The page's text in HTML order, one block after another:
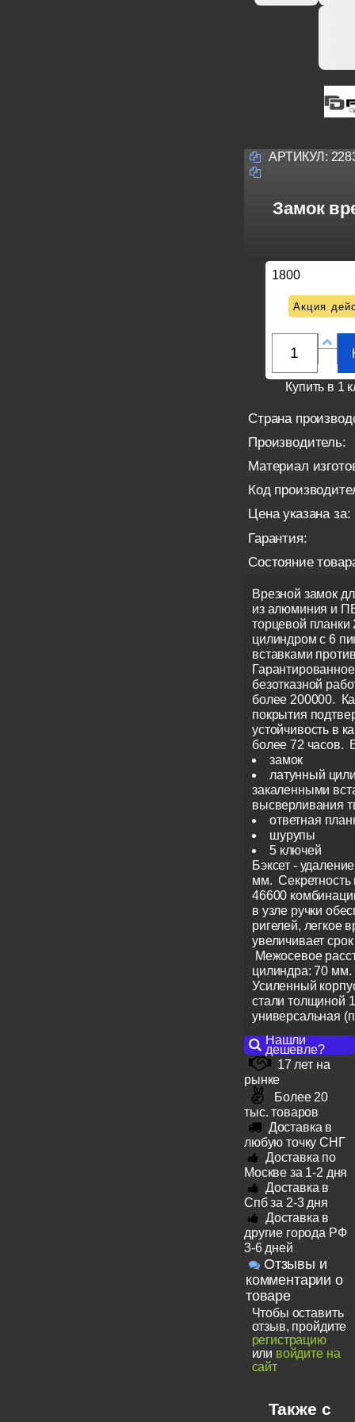
АРТИКУЛ:
Замок
1800
Акция
Купить в 1
Страна
Производитель:
Материал
Код
Цена указана за:
Гарантия:
Состояние
Врезной замок
из алюминия и
торцевой планки
цилиндром с 6
вставками
безотказной
более 200000.
покрытия
устойчивость в
более 72 часов.
замок
латунный
закаленными
высверливания
ответная
шурупы
5 ключей
Бэксет -
мм. Секретность
46600
в узле ручки
ригелей, легкое
увеличивает
Межосевое
цилиндра: 70 мм.
Усиленный
стали толщиной
универсальная
Нашли
дешевле?
17 лет на
рынке
Более 20
тыс. товаров
Доставка в
любую точку СНГ
Доставка по
Москве за 1-2 дня
Доставка в
Спб за 2-3 дня
Доставка в
другие города РФ
3-6 дней
Отзывы и
комментарии о
товаре
Чтобы оставить
отзыв, пройдите
регистрацию
или войдите на
сайт
Также с